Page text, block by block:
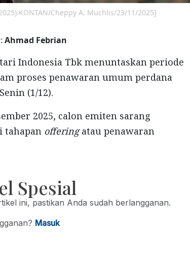
Cheppy A. Muchlis/23/11/2025]
Ahmad Febrian
Indonesia Tbk menuntaskan periode
proses penawaran umum perdana
(1/12).
2025, calon emiten sarang
tahapan offeringatau penawaran
Spesial
ini, pastikan Anda sudah berlangganan.
Masuk